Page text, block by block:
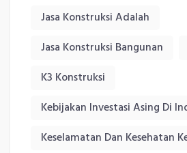
Jasa Konstruksi Adalah
Jasa Konstruksi Bangunan
K3 Konstruksi
Kebijakan Investasi Asing Di
Keselamatan Dan Kesehatan